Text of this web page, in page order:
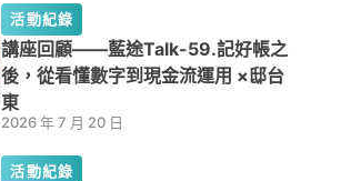
活動紀錄
講座回顧——藍途Talk-59.記好帳之
後，從看懂數字到現金流運用 ×邸台
東
2026 年 7 月 20 日
活動紀錄